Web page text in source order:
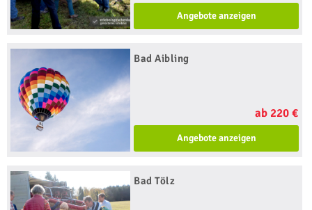
Angebote anzeigen
Bad Aibling
ab 220 €
Angebote anzeigen
Bad Tölz